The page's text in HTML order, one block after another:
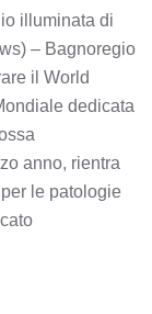
illuminata di
– Bagnoregio
il World
dedicata
anno, rientra
le patologie